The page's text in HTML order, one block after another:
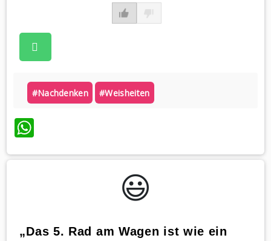
#nachdenken #weisheiten
WhatsApp
😃️
„Das 5. Rad am Wagen ist wie ein